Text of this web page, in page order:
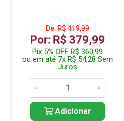
De: R$ 419,99
Por: R$ 379,99
Pix 5% OFF R$ 360,99
ou em até 7x R$ 54,28 Sem
Juros
Adicionar